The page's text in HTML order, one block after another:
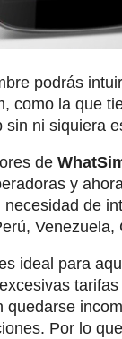
podrás
como la que
sin ni siquiera
de
y
necesidad de
ideal para
quedarse
Por lo